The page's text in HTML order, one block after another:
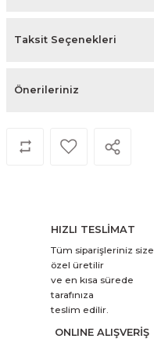
Taksit Seçenekleri
Önerileriniz
HIZLI TESLİMAT
Tüm siparişleriniz size
özel üretilir
ve en kısa sürede
tarafınıza
teslim edilir.
ONLINE ALIŞVERİŞ